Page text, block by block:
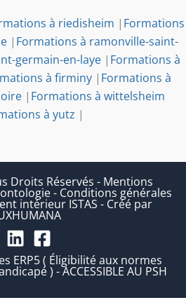
à riedisheim | Formations
| Formations à ramonville-saint-
germain-en-laye| Formations à
à firminy | Formations à
| Formations à wittelsheim
à yutz |
Droits Réservés - Mentions
- Conditions générales
intérieur ISTAS - Créé par
ERP5 ( Éligibilité aux normes
) - ACCESSIBLE AU PSH